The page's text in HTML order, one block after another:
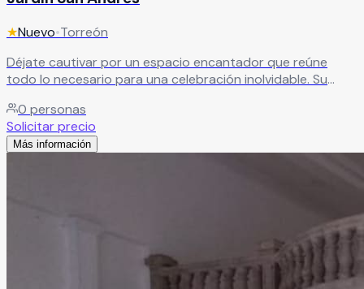
★Nuevo•Torreón
Déjate cautivar por un espacio encantador que reúne
todo lo necesario para una celebración inolvidable. Su
decoración crean un ambiente que te transporta a otra
época. Ubicado en Torreón, Coahuila, Jardín San Andrés es
el escenario ideal para compartir junto a tus familiares y
0 personas
Solicitar precio
Más información